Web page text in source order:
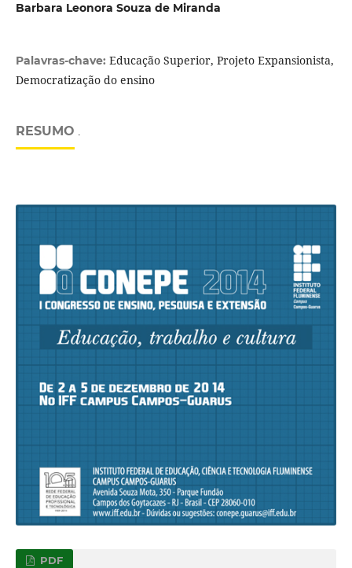
Barbara Leonora Souza de Miranda
Palavras-chave: Educação Superior, Projeto Expansionista,
Democratização do ensino
RESUMO .
PDF